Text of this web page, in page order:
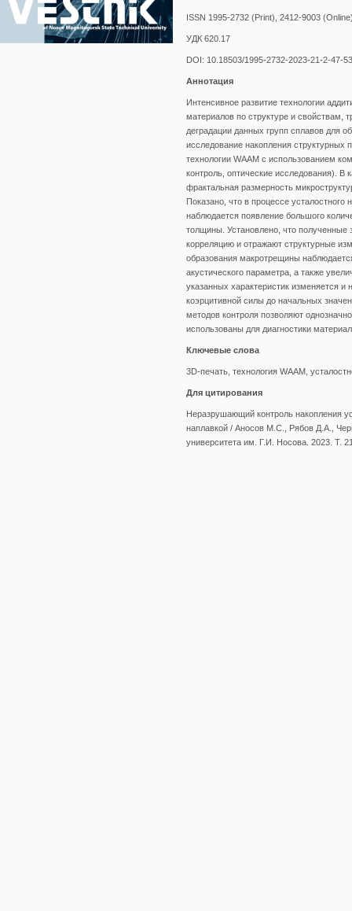
ISSN 1995-2732 (Print), 2412-9003
УДК 620.17
DOI: 10.18503/1995-2732-2023-21-2-47-53
Аннотация
Интенсивное развитие технологии
материалов по структуре и свойствам,
деградации данных групп сплавов для
исследование накопления структурных
технологии WAAM с использованием
контроль, оптические исследования). В
фрактальная размерность
Показано, что в процессе
наблюдается появление большого
толщины. Установлено, что полученные
корреляцию и отражают структурные
образования макротрещины
акустического параметра, а также
указанных характеристик изменяется и
коэрцитивной силы до начальных
методов контроля позволяют
использованы для диагностики
Ключевые слова
3D-печать, технология WAAM,
Для цитирования
Неразрушающий контроль накопления
наплавкой / Аносов М.С., Рябов Д.А.,
университета им. Г.И. Носова. 2023. Т.